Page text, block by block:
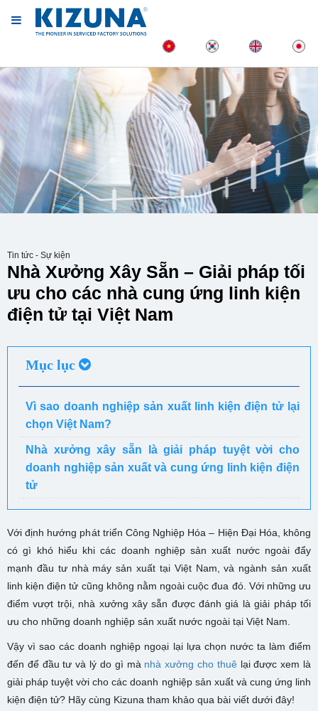
Tin tức - Sự kiện
Nhà Xưởng Xây Sẵn – Giải pháp tối
ưu cho các nhà cung ứng linh kiện
điện tử tại Việt Nam
Mục lục
Vì sao doanh nghiệp sản xuất linh kiện điện tử lại
chọn Việt Nam?
Nhà xưởng xây sẵn là giải pháp tuyệt vời cho
doanh nghiệp sản xuất và cung ứng linh kiện điện
tử
Với định hướng phát triển Công Nghiệp Hóa – Hiện Đại Hóa, không
có gì khó hiểu khi các doanh nghiệp sản xuất nước ngoài đẩy
mạnh đầu tư nhà máy sản xuất tại Việt Nam, và ngành sản xuất
linh kiện điện tử cũng không nằm ngoài cuộc đua đó. Với những ưu
điểm vượt trội, nhà xưởng xây sẵn được đánh giá là giải pháp tối
ưu cho những doanh nghiệp sản xuất nước ngoài tại Việt Nam.
Vậy vì sao các doanh nghiệp ngoại lại lựa chọn nước ta làm điểm
đến để đầu tư và lý do gì mà nhà xưởng cho thuêlại được xem là
giải pháp tuyệt vời cho các doanh nghiệp sản xuất và cung ứng linh
kiện điện tử? Hãy cùng Kizuna tham khảo qua bài viết dưới đây!